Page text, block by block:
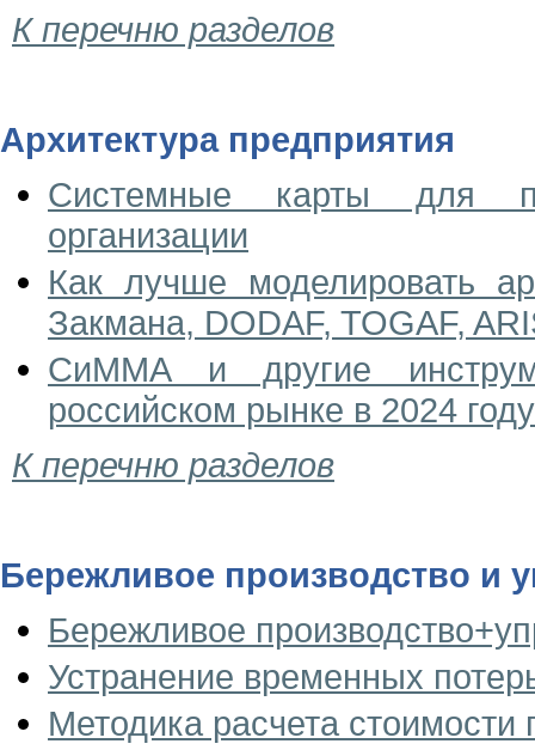
К перечню разделов
Архитектура предприятия
Системные карты для
организации
Как лучше моделировать
Закмана, DODAF, TOGAF,
СиММА и другие
российском рынке в 2024 году
К перечню разделов
Бережливое производство и
Бережливое
Устранение временных
Методика расчета стоимости